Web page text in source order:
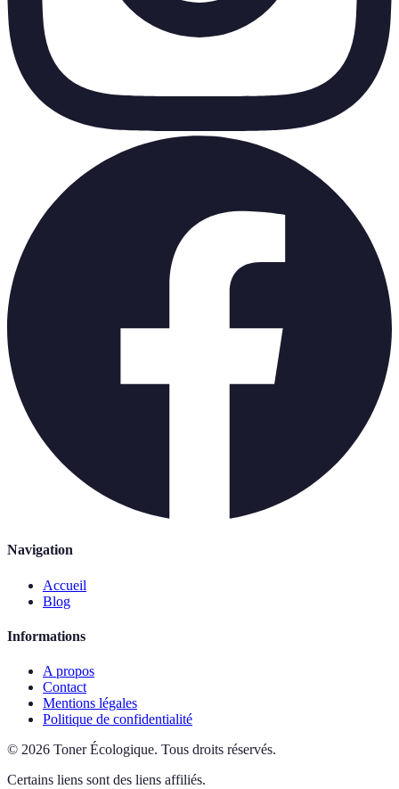
Navigation
Accueil
Blog
Informations
A propos
Contact
Mentions légales
Politique de confidentialité
© 2026 Toner Écologique. Tous droits réservés.
Certains liens sont des liens affiliés.